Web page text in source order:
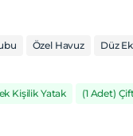
Özel Havuz Düz
Kişilik Yatak
(1 Adet)